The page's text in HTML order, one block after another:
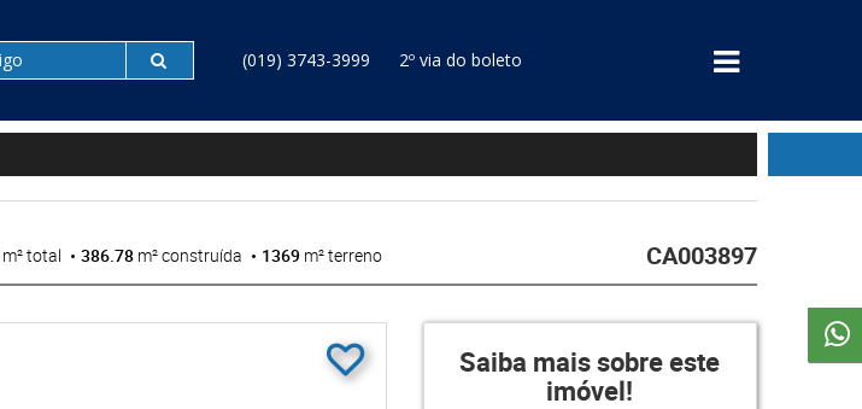
(019) 3743-3999 2º via do boleto
m² total 386.78 m² construída 1369 m² terreno CA003897
Saiba mais sobre este
imóvel!